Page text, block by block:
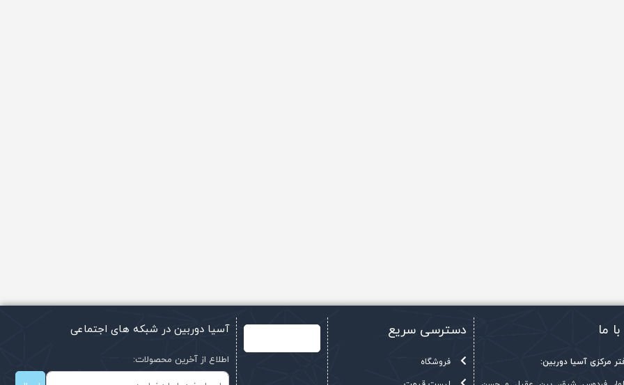
ما
مرکزی آسیا دوربین:
دسترسی سریع
فروشگاه
آسیا دوربین در شبکه های اجتماعی
اطلاع از آخرین محصولات: